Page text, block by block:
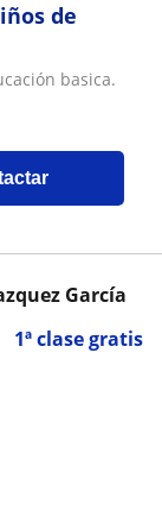
de
basica.
1ª clase gratis
García